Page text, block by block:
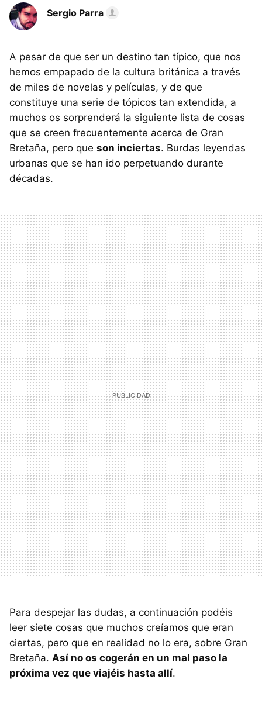
Sergio Parra
A pesar de que ser un destino tan típico, que nos
hemos empapado de la cultura británica a través
de miles de novelas y películas, y de que
constituye una serie de tópicos tan extendida, a
muchos os sorprenderá la siguiente lista de cosas
que se creen frecuentemente acerca de Gran
Bretaña, pero que son inciertas. Burdas leyendas
urbanas que se han ido perpetuando durante
décadas.
Para despejar las dudas, a continuación podéis
leer siete cosas que muchos creíamos que eran
ciertas, pero que en realidad no lo era, sobre Gran
Bretaña. Así no os cogerán en un mal paso la
próxima vez que viajéis hasta allí.